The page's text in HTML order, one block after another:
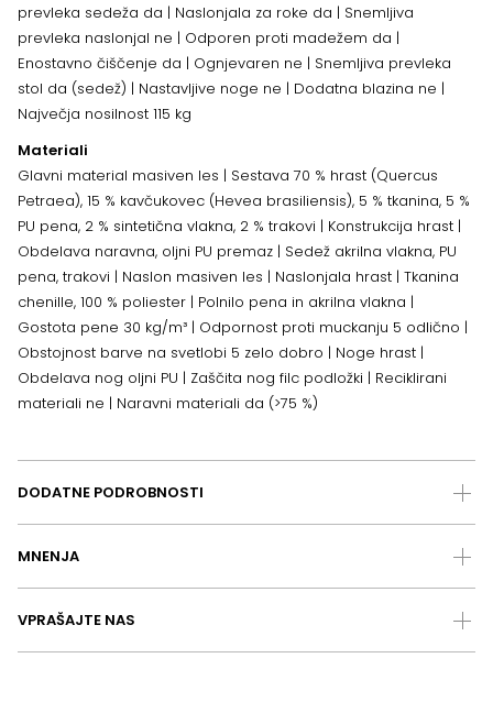
prevleka sedeža da | Naslonjala za roke da | Snemljiva
prevleka naslonjal ne | Odporen proti madežem da |
Enostavno čiščenje da | Ognjevaren ne | Snemljiva prevleka
stol da (sedež) | Nastavljive noge ne | Dodatna blazina ne |
Največja nosilnost 115 kg
Materiali
Glavni material masiven les | Sestava 70 % hrast (Quercus
Petraea), 15 % kavčukovec (Hevea brasiliensis), 5 % tkanina, 5 %
PU pena, 2 % sintetična vlakna, 2 % trakovi | Konstrukcija hrast |
Obdelava naravna, oljni PU premaz | Sedež akrilna vlakna, PU
pena, trakovi | Naslon masiven les | Naslonjala hrast | Tkanina
chenille, 100 % poliester | Polnilo pena in akrilna vlakna |
Gostota pene 30 kg/m³ | Odpornost proti muckanju 5 odlično |
Obstojnost barve na svetlobi 5 zelo dobro | Noge hrast |
Obdelava nog oljni PU | Zaščita nog filc podložki | Reciklirani
materiali ne | Naravni materiali da (>75 %)
DODATNE PODROBNOSTI
MNENJA
VPRAŠAJTE NAS